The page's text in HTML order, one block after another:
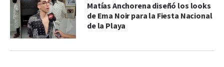
Matías Anchorena diseñó los looks
de Ema Noir para la Fiesta Nacional
de la Playa